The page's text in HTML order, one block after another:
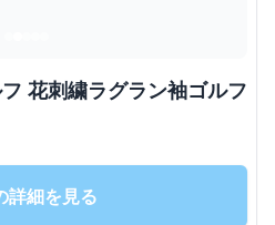
花刺繍ラグラン袖ゴルフ
詳細を見る